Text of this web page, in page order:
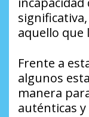
aquello que
Frente a
algunos
manera
auténticas